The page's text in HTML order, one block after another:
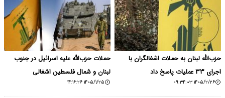
حزب‌الله لبنان به حملات اشغالگران با
اجرای ۳۳ عملیات پاسخ داد
۱۴۰۵/۲/۲۶ ۰۹:۳۴:۰۳
حملات حزب‌الله علیه اسرائیل در جنوب
لبنان و شمال فلسطین اشغالی
۱۴۰۵/۱/۲۵ ۱۴:۱۶:۲۶